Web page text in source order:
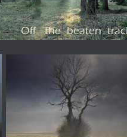
Off   the  beaten